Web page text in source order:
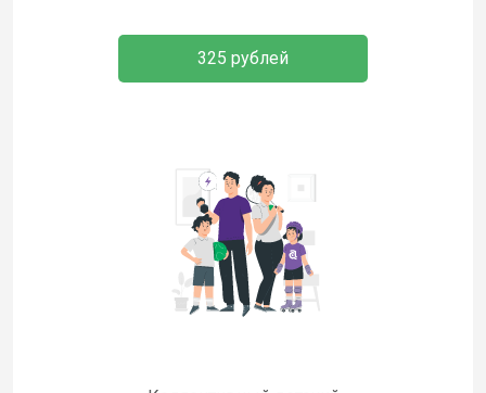
325 рублей